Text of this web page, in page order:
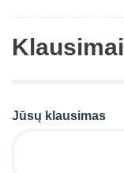
Jūsų klausimas